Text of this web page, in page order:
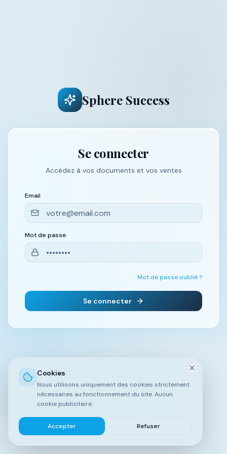
Sphere Success
Se connecter
Accédez à vos documents et vos ventes
Email
Mot de passe
Mot de passe oublié ?
Se connecter
Cookies
Nous utilisons uniquement des cookies strictement
nécessaires au fonctionnement du site. Aucun
cookie publicitaire.
Accepter Refuser